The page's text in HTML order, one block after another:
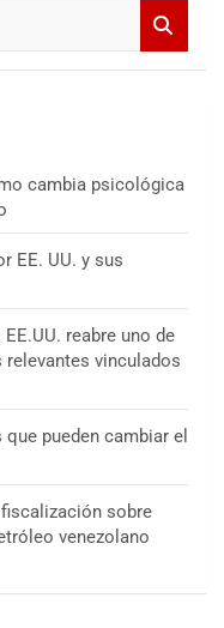
cambia psicológica
EE. UU. y sus
reabre uno de
relevantes vinculados
pueden cambiar el
sobre
venezolano